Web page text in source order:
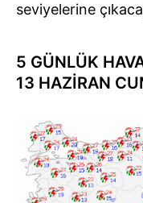
seviyelerine
5 GÜNLÜK
13 HAZİRAN